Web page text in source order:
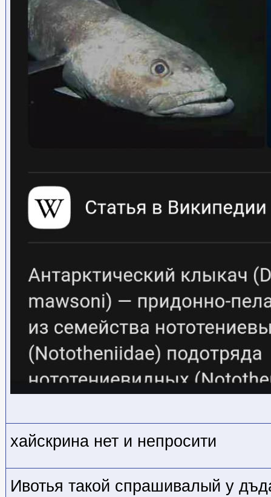
хайскрина нет и непросити
Ивотья такой спрашивалый у